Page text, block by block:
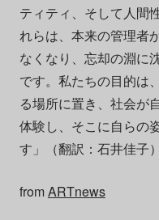
ティティ、そして人間
れらは、本来の管理者
なくなり、忘却の淵に
です。私たちの目的は
る場所に置き、社会が
体験し、そこに自らの
す」（翻訳：石井佳子）
fromARTnews